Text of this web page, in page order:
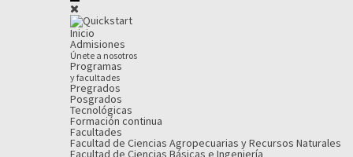
Inicio
Admisiones
Únete a nosotros
Programas
y facultades
Pregrados
Posgrados
Tecnológicas
Formación continua
Facultades
Facultad de Ciencias Agropecuarias y Recursos Naturales
Facultad de Ciencias Básicas e Ingeniería